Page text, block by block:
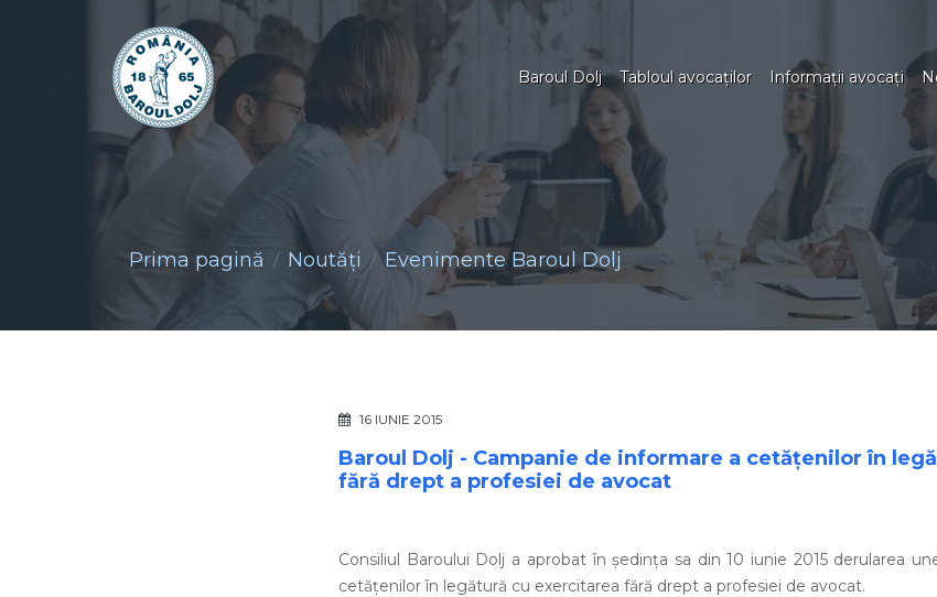
Baroul Dolj Tabloul avocaţilor Informaţii avocaţi
Prima pagină Noutăţi Evenimente Baroul Dolj
16 IUNIE 2015
Baroul Dolj - Campanie de informare a cetățenilor în
fără drept a profesiei de avocat
Consiliul Baroului Dolj a aprobat în ședința sa din 10 iunie 2015 derularea
cetățenilor în legătură cu exercitarea fără drept a profesiei de avocat.